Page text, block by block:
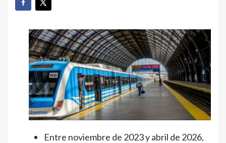
Entre noviembre de 2023 y abril de 2026,